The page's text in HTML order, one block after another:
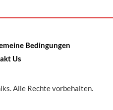
Bedingungen
Us
Alle Rechte vorbehalten.